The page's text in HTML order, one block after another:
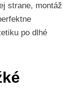
strane, montáž
po dlhé